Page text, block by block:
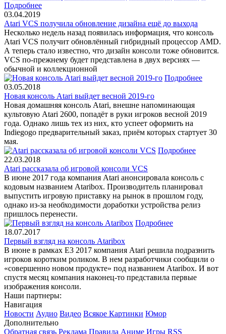
Подробнее
03.04.2019
Atari VCS получила обновление дизайна ещё до выхода
Несколько недель назад появилась информация, что консоль
Atari VCS получит обновлённый гибридный процессор AMD.
А теперь стало известно, что дизайн консоли тоже обновится.
VCS по-прежнему будет представлена в двух версиях —
обычной и коллекционной
Подробнее
03.05.2018
Новая консоль Atari выйдет весной 2019-го
Новая домашняя консоль Atari, внешне напоминающая
культовую Atari 2600, попадёт в руки игроков весной 2019
года. Однако лишь тех из них, кто успеет оформить на
Indiegogo предварительный заказ, приём которых стартует 30
мая.
Подробнее
22.03.2018
Atari рассказала об игровой консоли VCS
В июне 2017 года компания Atari анонсировала консоль с
кодовым названием Ataribox. Производитель планировал
выпустить игровую приставку на рынок в прошлом году,
однако из-за необходимости доработки устройства релиз
пришлось перенести.
Подробнее
18.07.2017
Первый взгляд на консоль Ataribox
В июне в рамках E3 2017 компания Atari решила подразнить
игроков коротким роликом. В нем разработчики сообщили о
«совершенно новом продукте» под названием Ataribox. И вот
спустя месяц компания наконец-то представила первые
изображения консоли.
Наши партнеры:
Навигация
Новости Аудио Видео Всякое Картинки Юмор
Дополнительно
Обратная связь Реклама Правила Аниме Игры RSS